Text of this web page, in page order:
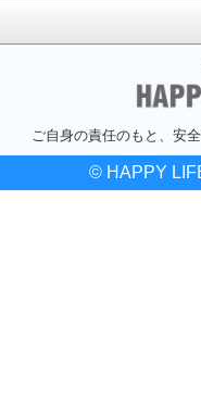
ご自身の責任のもと、安
© HAPPY